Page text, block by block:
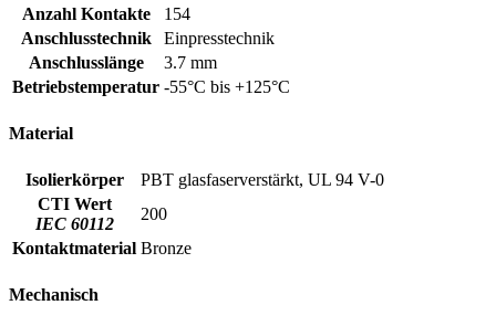
Anzahl Kontakte
154
Anschlusstechnik
Einpresstechnik
Anschlusslänge
3.7 mm
Betriebstemperatur -55°C bis +125°C
Material
Isolierkörper
PBT glasfaserverstärkt, UL 94 V-0
CTI Wert
IEC 60112
200
Kontaktmaterial Bronze
Mechanisch